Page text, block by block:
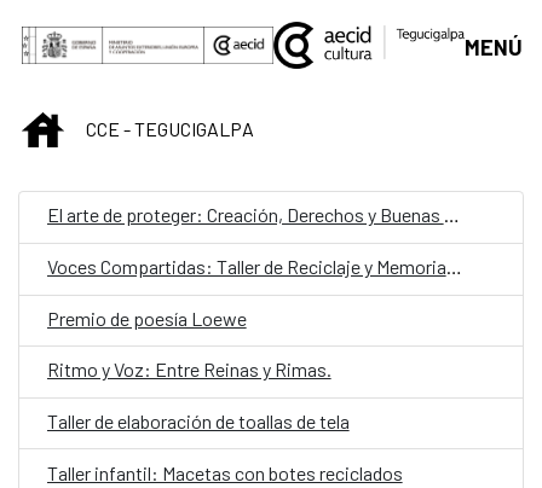
Saltar al contenido principal
MENÚ
INICIOCCE - TEGUCIGALPA
El arte de proteger: Creación, Derechos y Buenas Prácticas
Voces Compartidas: Taller de Reciclaje y Memorias Cuir.
Premio de poesía Loewe
Ritmo y Voz: Entre Reinas y Rimas.
Taller de elaboración de toallas de tela
Taller infantil: Macetas con botes reciclados